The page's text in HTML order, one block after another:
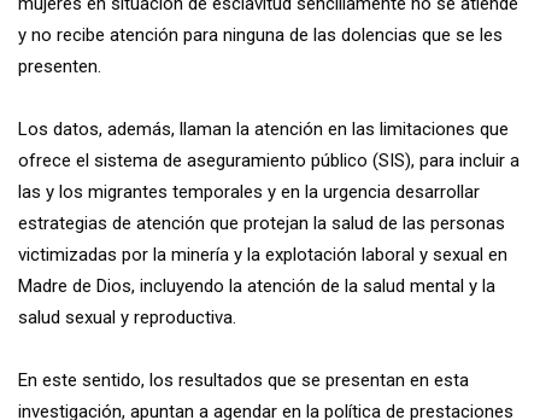
y no recibe atención para ninguna de las dolencias que se les
presenten.
Los datos, además, llaman la atención en las limitaciones que
ofrece el sistema de aseguramiento público (SIS), para incluir a
las y los migrantes temporales y en la urgencia desarrollar
estrategias de atención que protejan la salud de las personas
victimizadas por la minería y la explotación laboral y sexual en
Madre de Dios, incluyendo la atención de la salud mental y la
salud sexual y reproductiva.
En este sentido, los resultados que se presentan en esta
investigación, apuntan a agendar en la política de prestaciones